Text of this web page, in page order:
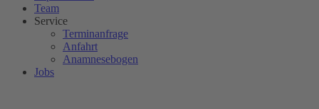
Team
Service
Terminanfrage
Anfahrt
Anamnesebogen
Jobs